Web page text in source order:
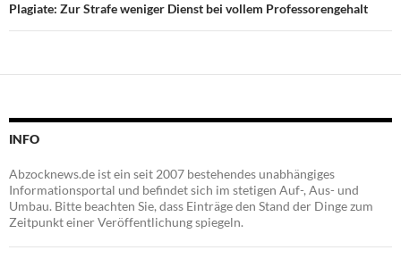
Plagiate: Zur Strafe weniger Dienst bei vollem Professorengehalt
INFO
Abzocknews.de ist ein seit 2007 bestehendes unabhängiges
Informationsportal und befindet sich im stetigen Auf-, Aus- und
Umbau. Bitte beachten Sie, dass Einträge den Stand der Dinge zum
Zeitpunkt einer Veröffentlichung spiegeln.